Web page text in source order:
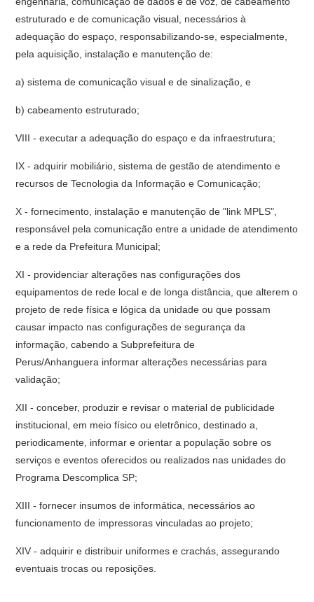
estruturado e de comunicação visual, necessários à
adequação do espaço, responsabilizando-se, especialmente,
pela aquisição, instalação e manutenção de:
a) sistema de comunicação visual e de sinalização, e
b) cabeamento estruturado;
VIII - executar a adequação do espaço e da infraestrutura;
IX - adquirir mobiliário, sistema de gestão de atendimento e
recursos de Tecnologia da Informação e Comunicação;
X - fornecimento, instalação e manutenção de "link MPLS",
responsável pela comunicação entre a unidade de atendimento
e a rede da Prefeitura Municipal;
XI - providenciar alterações nas configurações dos
equipamentos de rede local e de longa distância, que alterem o
projeto de rede física e lógica da unidade ou que possam
causar impacto nas configurações de segurança da
informação, cabendo a Subprefeitura de
Perus/Anhanguera informar alterações necessárias para
validação;
XII - conceber, produzir e revisar o material de publicidade
institucional, em meio físico ou eletrônico, destinado a,
periodicamente, informar e orientar a população sobre os
serviços e eventos oferecidos ou realizados nas unidades do
Programa Descomplica SP;
XIII - fornecer insumos de informática, necessários ao
funcionamento de impressoras vinculadas ao projeto;
XIV - adquirir e distribuir uniformes e crachás, assegurando
eventuais trocas ou reposições.